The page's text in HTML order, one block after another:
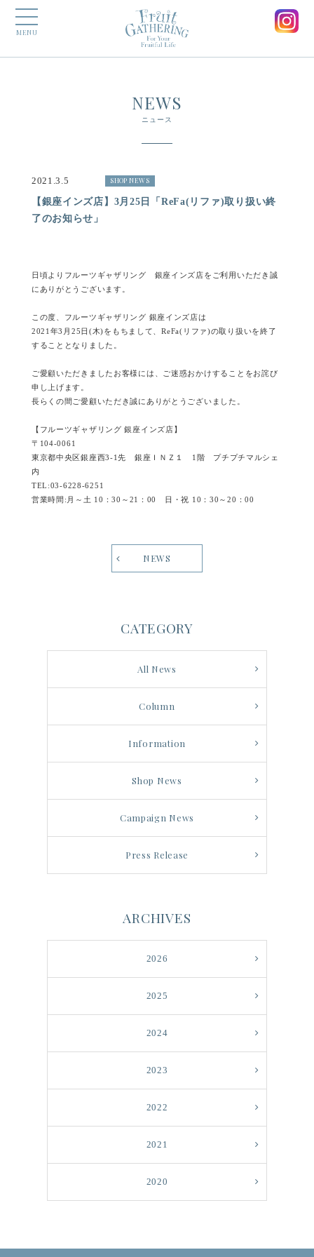
MENU
NEWS
ニュース
2021.3.5 SHOP NEWS
【銀座インズ店】3月25日「ReFa(リファ)取り扱い終
了のお知らせ」
日頃よりフルーツギャザリング 銀座インズ店をご利用いただき誠
にありがとうございます。
この度、フルーツギャザリング 銀座インズ店は
2021年3月25日(木)をもちまして、ReFa(リファ)の取り扱いを終了
することとなりました。
ご愛顧いただきましたお客様には、ご迷惑おかけすることをお詫び
申し上げます。
長らくの間ご愛顧いただき誠にありがとうございました。
【フルーツギャザリング 銀座インズ店】
〒104-0061
東京都中央区銀座西3-1先 銀座ＩＮＺ１ 1階 プチプチマルシェ
内
TEL:03-6228-6251
営業時間:月～土 10：30～21：00 日・祝 10：30～20：00
NEWS
CATEGORY
All News
Column
Information
Shop News
Campaign News
Press Release
ARCHIVES
2026
2025
2024
2023
2022
2021
2020